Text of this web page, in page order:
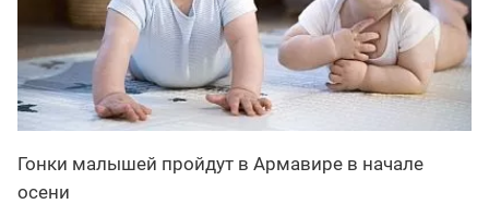
Гонки малышей пройдут в Армавире в начале
осени